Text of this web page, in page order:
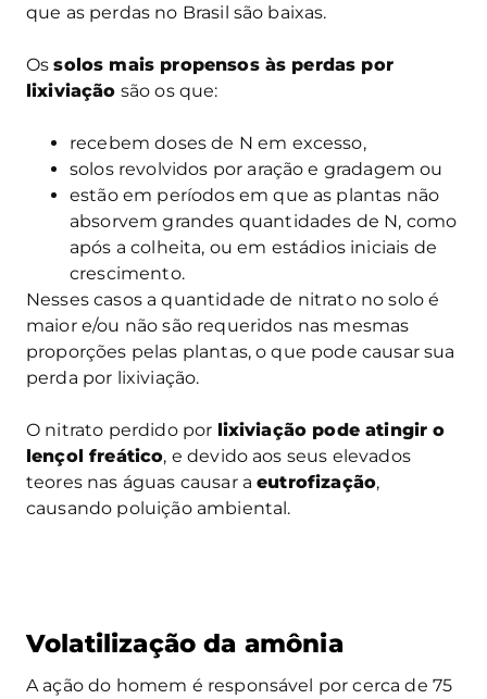
que as perdas no Brasil são baixas.
Ossolos mais propensos às perdas por
lixiviação são os que:
recebem doses de N em excesso,
solos revolvidos por aração e gradagem ou
estão em períodos em que as plantas não
absorvem grandes quantidades de N, como
após a colheita, ou em estádios iniciais de
crescimento.
Nesses casos a quantidade de nitrato no solo é
maior e/ou não são requeridos nas mesmas
proporções pelas plantas, o que pode causar sua
perda por lixiviação.
O nitrato perdido por lixiviação pode atingir o
lençol freático, e devido aos seus elevados
teores nas águas causar aeutrofização,
causando poluição ambiental.
Volatilização da amônia
A ação do homem é responsável por cerca de 75